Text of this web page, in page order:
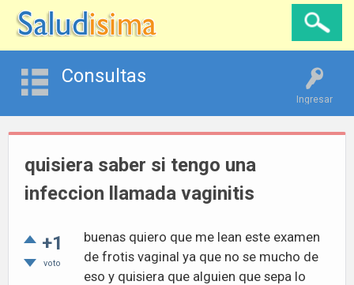
Ingresar
Consultas
quisiera saber si tengo una
infeccion llamada vaginitis
+1
voto
buenas quiero que me lean este examen
de frotis vaginal ya que no se mucho de
eso y quisiera que alguien que sepa lo